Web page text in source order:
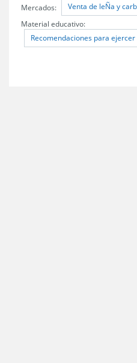
Mercados: Venta de leÑa y
Material educativo:
Recomendaciones para